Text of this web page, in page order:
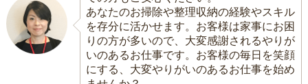
あなたのお掃除や整理収納の経験やスキル
を存分に活かせます。お客様は家事にお困
りの方が多いので、大変感謝されるやりが
いのあるお仕事です。お客様の毎日を笑顔
にする、大変やりがいのあるお仕事を始め